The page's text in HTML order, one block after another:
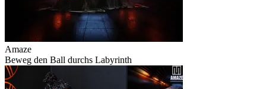
Amaze
Beweg den Ball durchs Labyrinth